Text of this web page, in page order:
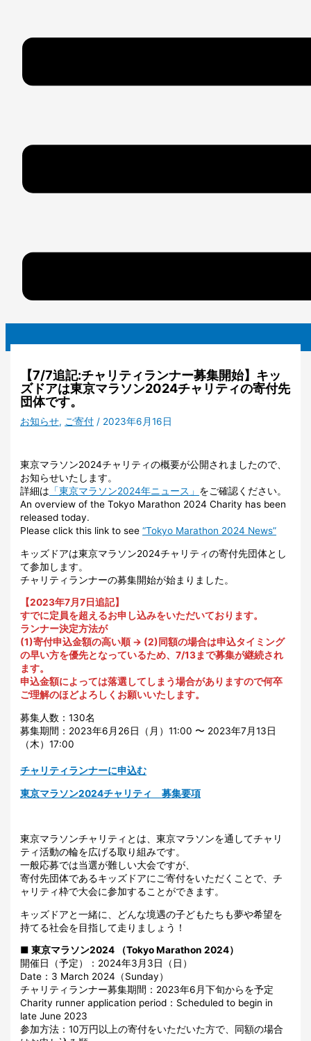
【7/7追記:チャリティランナー募集開始】キッ
ズドアは東京マラソン2024チャリティの寄付先
団体です。
お知らせ, ご寄付 / 2023年6月16日
東京マラソン2024チャリティの概要が公開されましたので、
お知らせいたします。
詳細は 「東京マラソン2024年ニュース」 をご確認ください。
An overview of the Tokyo Marathon 2024 Charity has been
released today.
Please click this link to see“Tokyo Marathon 2024 News”
キッズドアは東京マラソン2024チャリティの寄付先団体とし
て参加します。
チャリティランナーの募集開始が始まりました。
【2023年7月7日追記】
すでに定員を超えるお申し込みをいただいております。
ランナー決定方法が
(1)寄付申込金額の高い順 → (2)同額の場合は申込タイミング
の早い方を優先となっているため、7/13まで募集が継続され
ます。
申込金額によっては落選してしまう場合がありますので何卒
ご理解のほどよろしくお願いいたします。
募集人数：130名
募集期間：2023年6月26日（月）11:00 〜 2023年7月13日
（木）17:00
チャリティランナーに申込む
東京マラソン2024チャリティ 募集要項
東京マラソンチャリティとは、東京マラソンを通してチャリ
ティ活動の輪を広げる取り組みです。
一般応募では当選が難しい大会ですが、
寄付先団体であるキッズドアにご寄付をいただくことで、チ
ャリティ枠で大会に参加することができます。
キッズドアと一緒に、どんな境遇の子どもたちも夢や希望を
持てる社会を目指して走りましょう！
■ 東京マラソン2024 （Tokyo Marathon 2024）
開催日（予定）：2024年3月3日（日）
Date：3 March 2024（Sunday）
チャリティランナー募集期間：2023年6月下旬からを予定
Charity runner application period：Scheduled to begin in
late June 2023
参加方法：10万円以上の寄付をいただいた方で、同額の場合